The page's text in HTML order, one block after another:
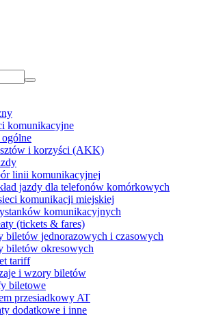
komunikacyjne
i korzyści (AKK)
linii komunikacyjnej
jazdy dla telefonów komórkowych
komunikacji miejskiej
komunikacyjnych
(tickets & fares)
biletów jednorazowych i czasowych
biletów okresowych
tariff
i wzory biletów
biletowe
przesiadkowy AT
dodatkowe i inne